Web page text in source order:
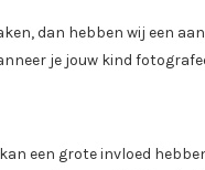
dan hebben wij een
je jouw kind
een grote invloed